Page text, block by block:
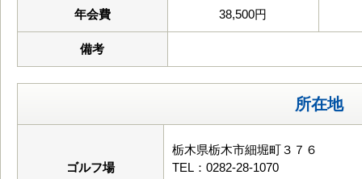
年会費 38,500円
備考
所在地
ゴルフ場
栃木県栃木市細堀町３７６
TEL：0282-28-1070